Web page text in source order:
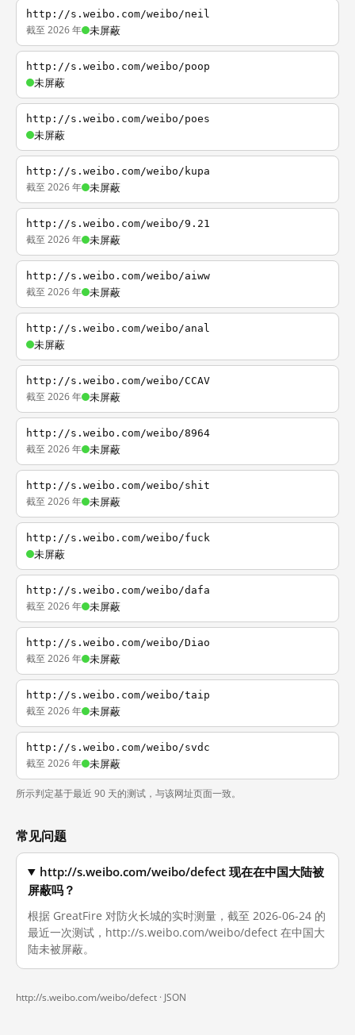
http://s.weibo.com/weibo/neil
截至 2026 年 未屏蔽
http://s.weibo.com/weibo/poop
未屏蔽
http://s.weibo.com/weibo/poes
未屏蔽
http://s.weibo.com/weibo/kupa
截至 2026 年 未屏蔽
http://s.weibo.com/weibo/9.21
截至 2026 年 未屏蔽
http://s.weibo.com/weibo/aiww
截至 2026 年 未屏蔽
http://s.weibo.com/weibo/anal
未屏蔽
http://s.weibo.com/weibo/CCAV
截至 2026 年 未屏蔽
http://s.weibo.com/weibo/8964
截至 2026 年 未屏蔽
http://s.weibo.com/weibo/shit
截至 2026 年 未屏蔽
http://s.weibo.com/weibo/fuck
未屏蔽
http://s.weibo.com/weibo/dafa
截至 2026 年 未屏蔽
http://s.weibo.com/weibo/Diao
截至 2026 年 未屏蔽
http://s.weibo.com/weibo/taip
截至 2026 年 未屏蔽
http://s.weibo.com/weibo/svdc
截至 2026 年 未屏蔽
所示判定基于最近 90 天的测试，与该网址页面一致。
常见问题
http://s.weibo.com/weibo/defect 现在在中国大陆被
屏蔽吗？
根据 GreatFire 对防火长城的实时测量，截至 2026-06-24 的
最近一次测试，http://s.weibo.com/weibo/defect 在中国大
陆未被屏蔽。
http://s.weibo.com/weibo/defect · JSON